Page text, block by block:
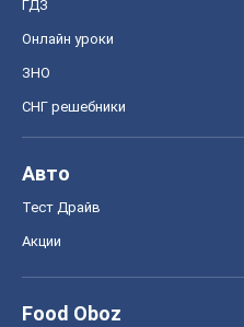
ГДЗ
Онлайн уроки
ЗНО
СНГ решебники
Авто
Тест Драйв
Акции
Food Oboz